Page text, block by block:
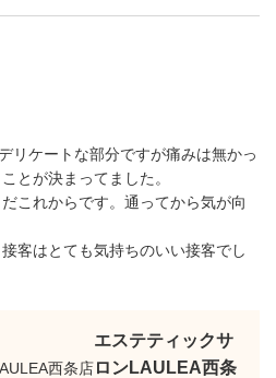
リケートな部分ですが痛みは無かっ
とが決まってました。
これからです。通ってから気が向
客はとても気持ちのいい接客でし
エステティックサ
ロンLAULEA西条